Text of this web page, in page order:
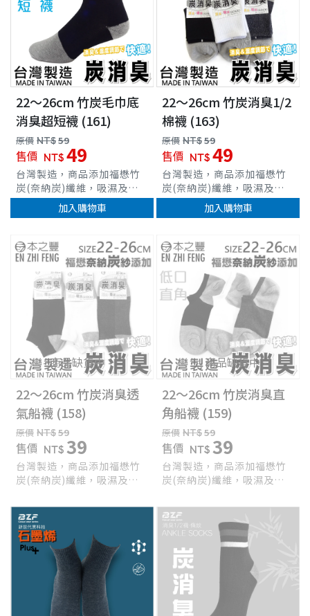
22～26cm 竹炭毛巾底
消臭超短襪 (161)
原價 NT$59
售價 NT$ 49
台灣製造，商品添加福懋竹
炭(奈納炭)纖維，吸濕及調
節溼度、除臭功效 具有遠紅
外線放射功能，防止靜電 精
柔順 立體腳跟織法，穩定腳
跟位置 ，羅紋襪口，舒適不
緊束 完整包覆、伸展力佳，
穿著更舒適，防護更全面
加入購物車
22～26cm 竹炭消臭1/2
棉襪 (163)
原價 NT$59
售價 NT$ 49
台灣製造，商品添加福懋竹
炭(奈納炭)纖維，吸濕及調
節溼度、除臭功效 具有遠紅
外線放射功能，防止靜電 精
柔順 立體腳跟織法，穩定腳
跟位置 ，羅紋襪口，舒適不
緊束 完整包覆、伸展力佳，
穿著更舒適，防護更全面
加入購物車
22～26cm 竹炭消臭透
氣船襪 (158)
原價 NT$59
售價 NT$ 39
台灣製造，商品添加福懋竹
炭(奈納炭)纖維，吸濕及調
外線放射功能，防止靜電 精
緻棉材質，細緻度佳，觸感
柔順 立體腳跟織法，穩定腳
跟位置 ，羅紋襪口，舒適不
緊束 完整包覆、伸展力佳，
穿著更舒適，防護更全面
- 商品缺貨中 -
22～26cm 竹炭消臭直
角船襪 (159)
原價 NT$59
售價 NT$ 39
台灣製造，商品添加福懋竹
炭(奈納炭)纖維，吸濕及調
外線放射功能，防止靜電 精
緻棉材質，細緻度佳，觸感
柔順 立體腳跟織法，穩定腳
跟位置 ，羅紋襪口，舒適不
緊束 完整包覆、伸展力佳，
穿著更舒適，防護更全面
- 商品缺貨中 -